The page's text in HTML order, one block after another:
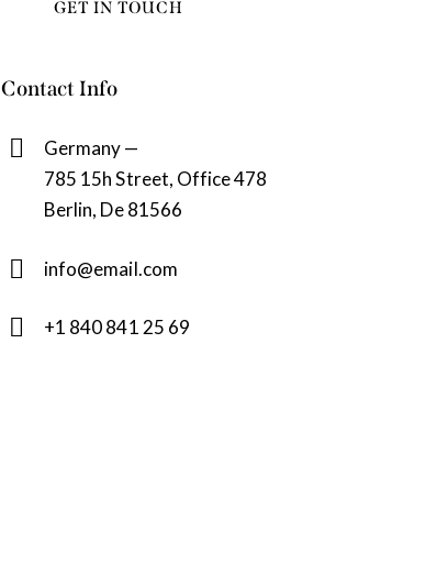
Contact Info
Germany —
785 15h Street, Office 478
Berlin, De 81566
info@email.com
+1 840 841 25 69